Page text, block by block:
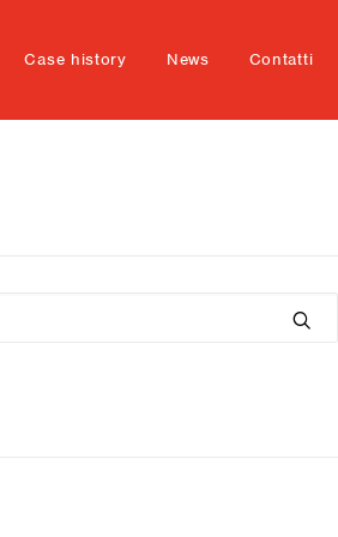
Case history News Contatti